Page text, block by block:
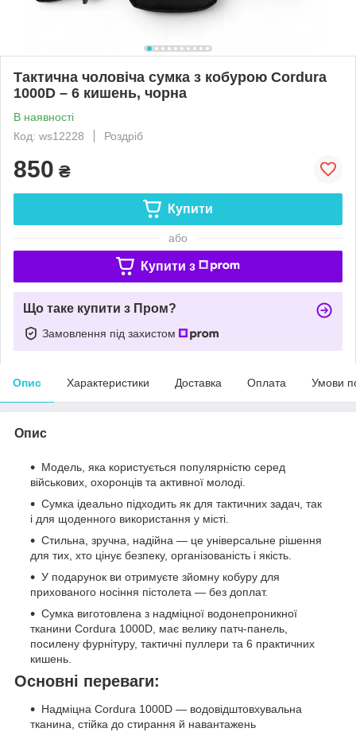
Тактична чоловіча сумка з кобурою Cordura
1000D – 6 кишень, чорна
В наявності
Код: ws12228
Роздріб
850 ₴
Купити
або
Купити з
Що таке купити з Пром?
Замовлення під захистом
Опис Характеристики Доставка Оплата Умови
Опис
Модель, яка користується популярністю серед
військових, охоронців та активної молоді.
Сумка ідеально підходить як для тактичних задач, так
і для щоденного використання у місті.
Стильна, зручна, надійна — це універсальне рішення
для тих, хто цінує безпеку, організованість і якість.
У подарунок ви отримуєте зйомну кобуру для
прихованого носіння пістолета — без доплат.
Сумка виготовлена з надміцної водонепроникної
тканини Cordura 1000D, має велику патч-панель,
посилену фурнітуру, тактичні пуллери та 6 практичних
кишень.
Основні переваги:
Надміцна Cordura 1000D — водовідштовхувальна
тканина, стійка до стирання й навантажень